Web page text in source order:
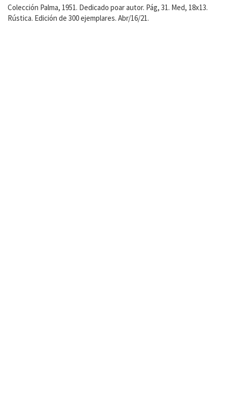
Colección Palma, 1951. Dedicado poar autor. Pág, 31. Med, 18x13.
Rústica. Edición de 300 ejemplares. Abr/16/21.